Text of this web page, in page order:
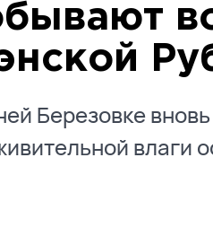
Березовке
влаги